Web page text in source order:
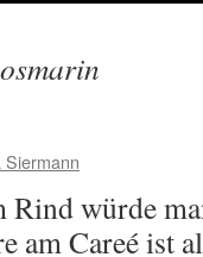
Siermann
würde
am Careé ist